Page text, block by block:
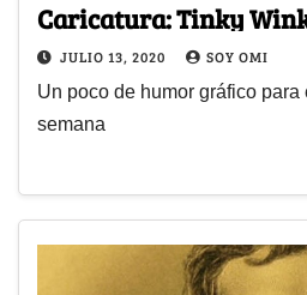
Caricatura: Tinky
JULIO 13, 2020 SOY OMI
Un poco de humor gráfico para
semana